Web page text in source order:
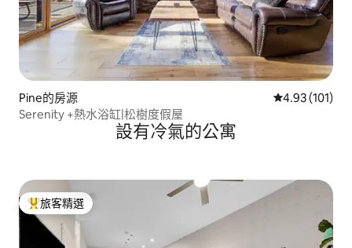
Pine的房源 從 101 則評價
4.93 (101)
Serenity +熱水浴缸|松樹度假屋
設有冷氣的公寓
旅客精選榜首
旅客精選